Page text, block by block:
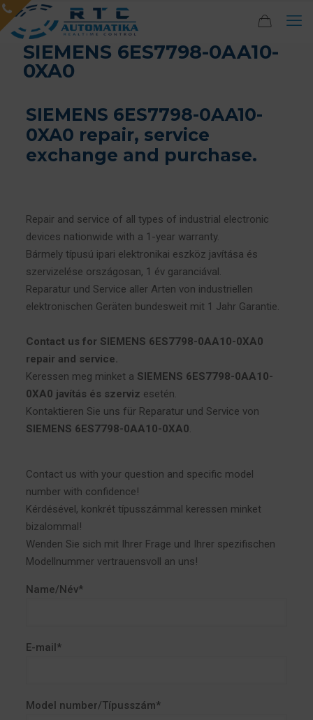
SIEMENS 6ES7798-0AA10-
0XA0
SIEMENS 6ES7798-0AA10-
0XA0 repair, service
exchange and purchase.
Repair and service of all types of industrial electronic
devices nationwide with a 1-year warranty.
Bármely típusú ipari elektronikai eszköz javítása és
szervizelése országosan, 1 év garanciával.
Reparatur und Service aller Arten von industriellen
elektronischen Geräten bundesweit mit 1 Jahr Garantie.
Contact us for SIEMENS 6ES7798-0AA10-0XA0
repair and service.
Keressen meg minket a SIEMENS 6ES7798-0AA10-
0XA0 javítás és szerviz esetén.
Kontaktieren Sie uns für Reparatur und Service von
SIEMENS 6ES7798-0AA10-0XA0.
Contact us with your question and specific model
number with confidence!
Kérdésével, konkrét típusszámmal keressen minket
bizalommal!
Wenden Sie sich mit Ihrer Frage und Ihrer spezifischen
Modellnummer vertrauensvoll an uns!
Name/Név*
E-mail*
Model number/Típusszám*